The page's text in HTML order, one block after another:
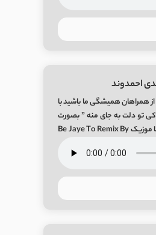
احمدوند
همراهان همیشگی ما باشید با
تو دلت به جای منه ” بصورت
لینک مستقیم و با 2 کیفیت عالی و خوب در رسانه معتبر میفا موزیک Be Jaye To Remix By